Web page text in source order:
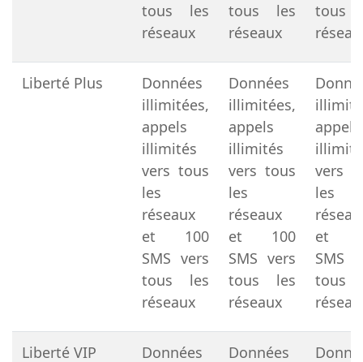
tous les
réseaux
tous les
réseaux
tous
Liberté Plus
Données
illimitées,
appels
illimités
vers tous
les
réseaux
et 100
SMS vers
tous les
réseaux
Données
illimitées,
appels
illimités
vers tous
les
réseaux
et 100
SMS vers
tous les
réseaux
appels
vers
les
et
SMS
tous
Liberté VIP
Données
Données